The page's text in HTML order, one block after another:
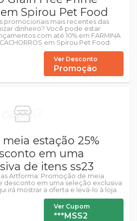
em Spirou Pet Food
promocionais mais recentes das
dinheiro? Você pode estar
com até 10% em FARMINA
em Spirou Pet Food.
Ver Desconto
Promoção
estação 25%
em uma
de itens ss23
Artforma: Promoção de meia
desconto em uma seleção exclusiva
irá mostrar a oferta e levá-lo à loja.
Ver Cupom
***MSS2